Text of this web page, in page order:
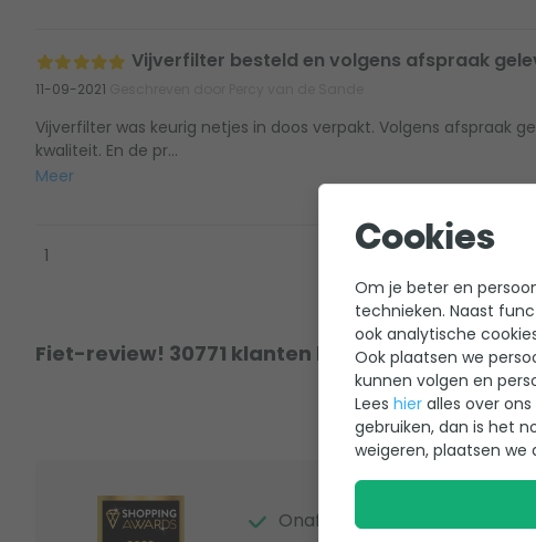
Vijverfilter besteld en volgens afspraak
11-09-2021
Vijverfilter was keurig netjes in doos verpakt. Volgens afspraak
kwaliteit. En de pr...
Meer
1
Fiet-review! 30771 klanten hebben al een
Onafhankelijke beoordelingen
Cookies
Om je beter en
technieken. Naast
ook analytische
Ook plaatsen we
kunnen volgen en
Lees hier alles over
gebruiken, dan is het
weigeren, plaatsen